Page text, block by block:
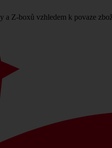
Z-boxů vzhledem k povaze